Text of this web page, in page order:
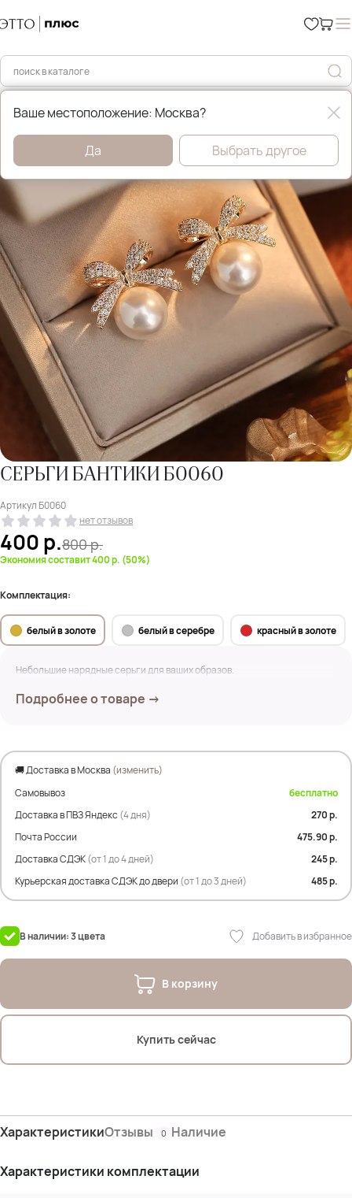
Главная Бижутерия
СЕРЬГИ БАНТИКИ Б0060
Артикул Б0060
нет отзывов
400р.800р.
Экономия составит 400 р. (50%)
Комплектация:
белый в золоте белый в серебре красный в золоте
Небольшие нарядные серьги для ваших образов.
Подробнее о товаре →
🚚 Доставка в Москва (изменить)
Самовывоз
бесплатно
Доставка в ПВЗ Яндекс (4 дня)
270 р.
Почта России
475.90 р.
Доставка СДЭК(от 1 до 4 дней)
245 р.
Курьерская доставка СДЭК до двери (от 1 до 3 дней) 485 р.
В наличии: 3 цвета Добавить в избранное
В корзину
Купить сейчас
ХарактеристикиОтзывы 0 Наличие
Характеристики комплектации
Ваше местоположение: Москва?
Да Выбрать другое